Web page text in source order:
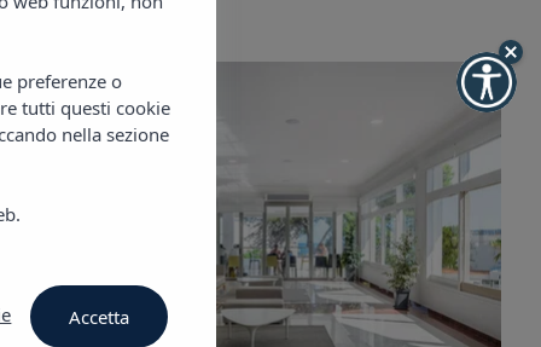
preferenze o
tutti questi cookie
nella sezione
Accetta